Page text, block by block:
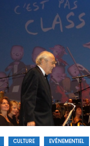
CULTURE EVÉNEMENTIEL